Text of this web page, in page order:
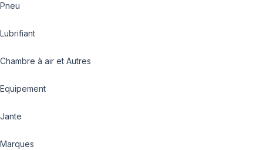
Pneu
Lubrifiant
Chambre à air et Autres
Equipement
Jante
Marques